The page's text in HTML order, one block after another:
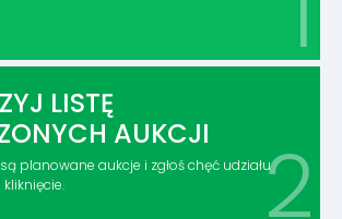
LISTĘ
AUKCJI
planowane aukcje i zgłoś chęć udziału